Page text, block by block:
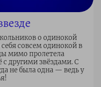
о одинокой
совсем одинокой в
мимо пролетела
с другими звёздами. С
не была одна — ведь у